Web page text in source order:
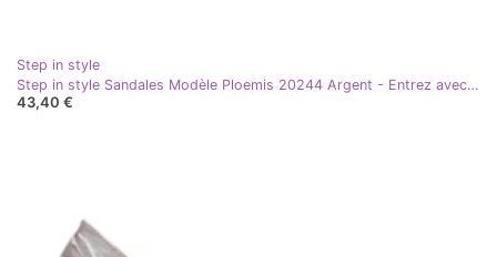
Step in style
Step in style Sandales Modèle Ploemis 20244 Argent - Entrez avec style gris
43,40 €